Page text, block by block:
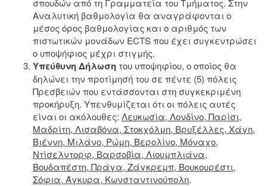
σπουδών από τη Γραμματεία του Τμήματος. Στην
Αναλυτική βαθμολογία θα αναγράφονται ο
μέσος όρος βαθμολογίας και ο αριθμός των
πιστωτικών μονάδων ECTS που έχει συγκεντρώσει
ο υποψήφιος μέχρι στιγμής.
Υπεύθυνη Δήλωση του υποψηφίου, ο οποίος θα
δηλώνει την προτίμησή του σε πέντε (5) πόλεις
Πρεσβειών που εντάσσονται στη συγκεκριμένη
προκήρυξη. Υπενθυμίζεται ότι οι πόλεις αυτές
είναι οι ακόλουθες: Λευκωσία, Λονδίνο, Παρίσι,
Μαδρίτη, Λισαβόνα, Στοκχόλμη, Βρυξέλλες, Χάγη,
Βιέννη, Μιλάνο, Ρώμη, Βερολίνο, Μόναχο,
Ντίσελντορφ, Βαρσοβία, Λιουμπλιάνα,
Βουδαπέστη, Πράγα, Ζάγκρεμπ, Βουκουρέστι,
Σόφια, Άγκυρα, Κωνσταντινούπολη.